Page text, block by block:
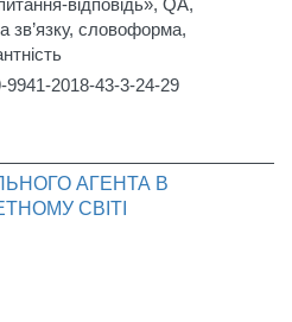
зв’язку, словоформа,
9941-2018-43-3-24-29
АГЕНТА В
СВІТІ